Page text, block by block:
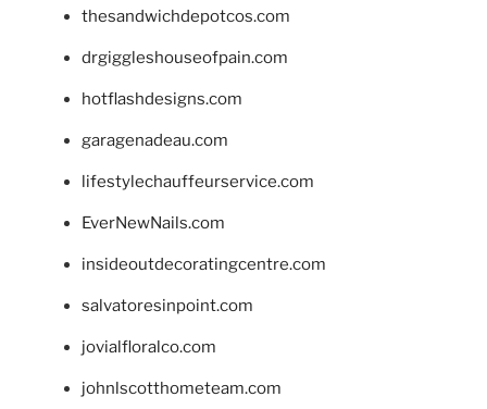
thesandwichdepotcos.com
drgiggleshouseofpain.com
hotflashdesigns.com
garagenadeau.com
lifestylechauffeurservice.com
EverNewNails.com
insideoutdecoratingcentre.com
salvatoresinpoint.com
jovialfloralco.com
johnlscotthometeam.com